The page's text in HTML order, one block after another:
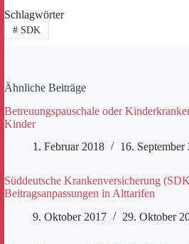
Schlagwörter
#SDK
Ähnliche Beiträge
Betreuungspauschale oder
Kinder
1. Februar 2018
16. September
Süddeutsche Krankenversicherung
Beitragsanpassungen in Alttarifen
9. Oktober 2017
29. Oktober